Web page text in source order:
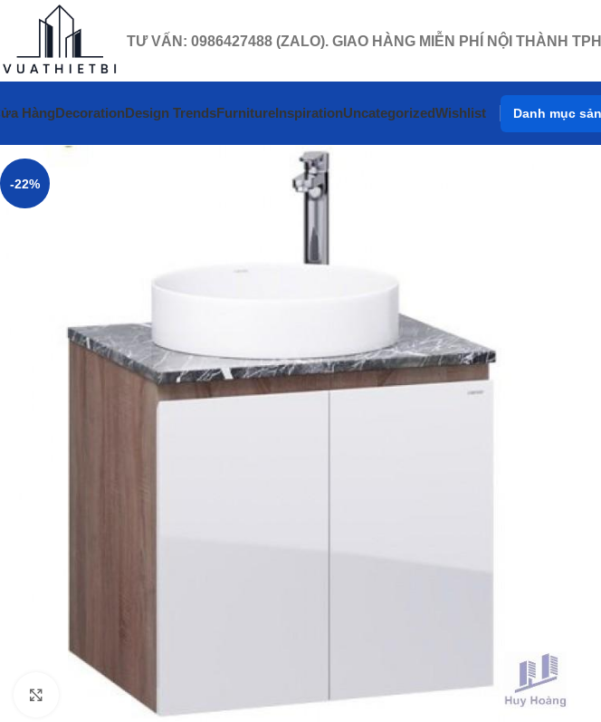
TƯ VẤN: 0986427488 (ZALO). GIAO HÀNG MIỄN PHÍ NỘI THÀNH
HàngDecorationDesign TrendsFurnitureInspirationUncategorizedWishlist Danh mục
-22%
Click to enlarge